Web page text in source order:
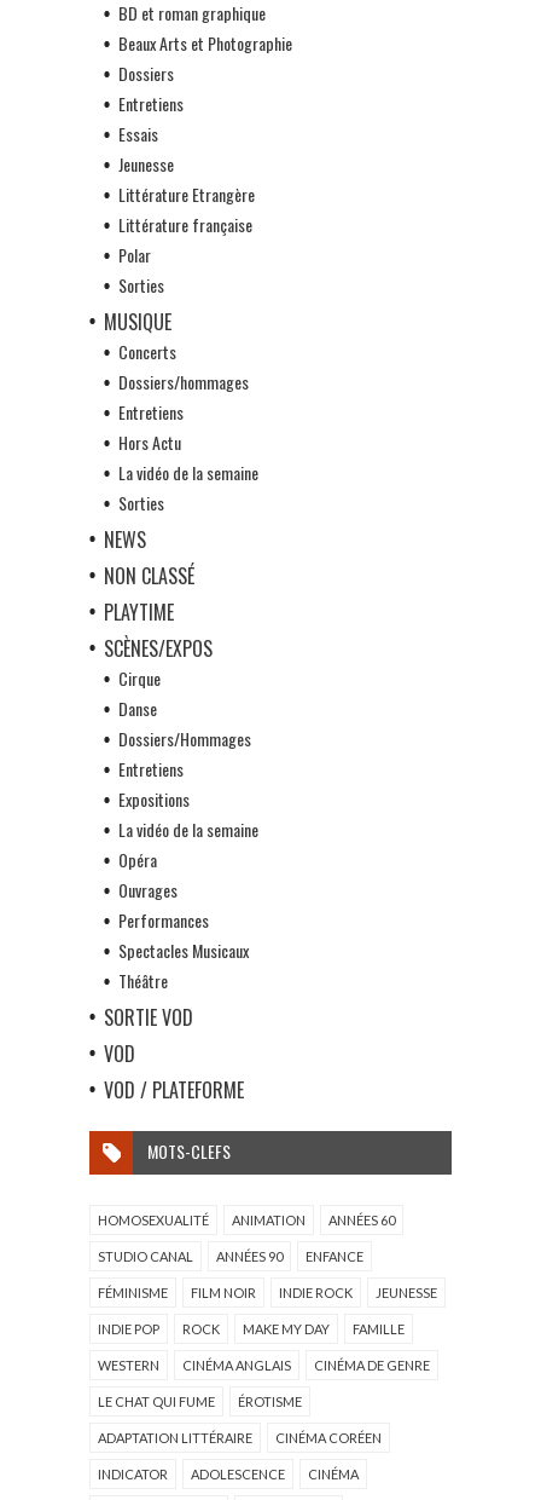
BD et roman graphique
Beaux Arts et Photographie
Dossiers
Entretiens
Essais
Jeunesse
Littérature Etrangère
Littérature française
Polar
Sorties
MUSIQUE
Concerts
Dossiers/hommages
Entretiens
Hors Actu
La vidéo de la semaine
Sorties
NEWS
NON CLASSÉ
PLAYTIME
SCÈNES/EXPOS
Cirque
Danse
Dossiers/Hommages
Entretiens
Expositions
La vidéo de la semaine
Opéra
Ouvrages
Performances
Spectacles Musicaux
Théâtre
SORTIE VOD
VOD
VOD / PLATEFORME
MOTS-CLEFS
HOMOSEXUALITÉ ANIMATION ANNÉES 60
STUDIO CANAL ANNÉES 90 ENFANCE
FÉMINISME FILM NOIR INDIE ROCK JEUNESSE
INDIE POP ROCK MAKE MY DAY FAMILLE
WESTERN CINÉMA ANGLAIS CINÉMA DE GENRE
LE CHAT QUI FUME ÉROTISME
ADAPTATION LITTÉRAIRE CINÉMA CORÉEN
INDICATOR ADOLESCENCE CINÉMA